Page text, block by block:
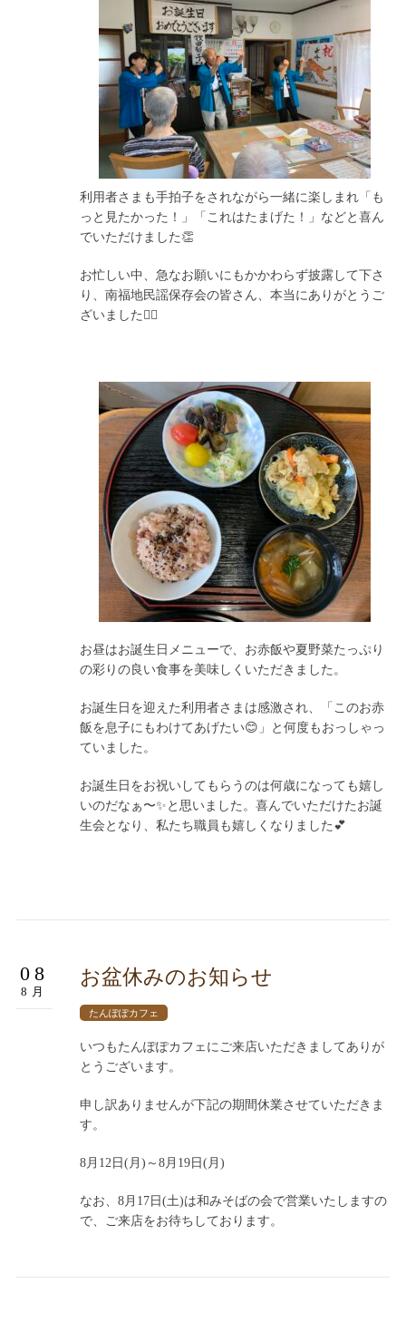
利用者さまも手拍子をされながら一緒に楽しまれ「も
っと見たかった！」「これはたまげた！」などと喜ん
でいただけました👏
お忙しい中、急なお願いにもかかわらず披露して下さ
り、南福地民謡保存会の皆さん、本当にありがとうご
ざいました🙇‍♀️
お昼はお誕生日メニューで、お赤飯や夏野菜たっぷり
の彩りの良い食事を美味しくいただきました。
お誕生日を迎えた利用者さまは感激され、「このお赤
飯を息子にもわけてあげたい😊」と何度もおっしゃっ
ていました。
お誕生日をお祝いしてもらうのは何歳になっても嬉し
いのだなぁ〜✨と思いました。喜んでいただけたお誕
生会となり、私たち職員も嬉しくなりました💕
08
8月
お盆休みのお知らせ
たんぽぽカフェ
いつもたんぽぽカフェにご来店いただきましてありが
とうございます。
申し訳ありませんが下記の期間休業させていただきま
す。
8月12日(月)～8月19日(月)
なお、8月17日(土)は和みそばの会で営業いたしますの
で、ご来店をお待ちしております。